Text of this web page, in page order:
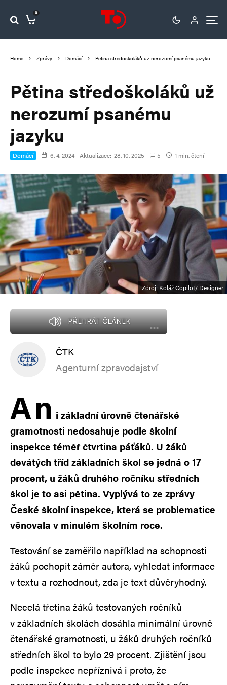
0
Home Zprávy Domácí Pětina středoškoláků už nerozumí psanému jazyku
Pětina středoškoláků už
nerozumí psanému
jazyku
Domácí 6. 4. 2024 Aktualizace: 28. 10. 2025 5 1 min. čtení
Zdroj: Koláž Copilot/ Designer
PŘEHRÁT ČLÁNEK
ČTK
Agenturní zpravodajství
An i základní úrovně čtenářské
gramotnosti nedosahuje podle školní
inspekce téměř čtvrtina páťáků. U žáků
devátých tříd základních škol se jedná o 17
procent, u žáků druhého ročníku středních
škol je to asi pětina. Vyplývá to ze zprávy
České školní inspekce, která se problematice
věnovala v minulém školním roce.
Testování se zaměřilo například na schopnosti
žáků pochopit záměr autora, vyhledat informace
v textu a rozhodnout, zda je text důvěryhodný.
Necelá třetina žáků testovaných ročníků
v základních školách dosáhla minimální úrovně
čtenářské gramotnosti, u žáků druhých ročníků
středních škol to bylo 29 procent. Zjištění jsou
podle inspekce nepříznivá i proto, že